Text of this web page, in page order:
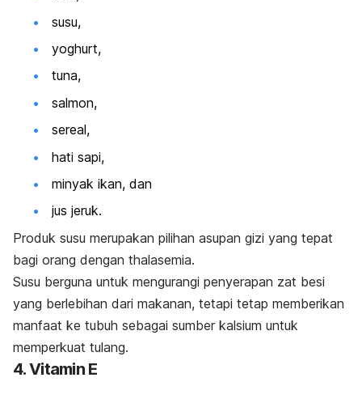
susu,
yoghurt,
tuna,
salmon,
sereal,
hati sapi,
minyak ikan, dan
jus jeruk.
Produk susu merupakan pilihan asupan gizi yang tepat
bagi orang dengan thalasemia.
Susu berguna untuk mengurangi penyerapan zat besi
yang berlebihan dari makanan, tetapi tetap memberikan
manfaat ke tubuh sebagai sumber kalsium untuk
memperkuat tulang.
4. Vitamin E